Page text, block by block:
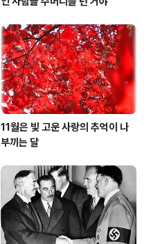
11월은 빛 고운 사랑의 추억이 나
부끼는 달